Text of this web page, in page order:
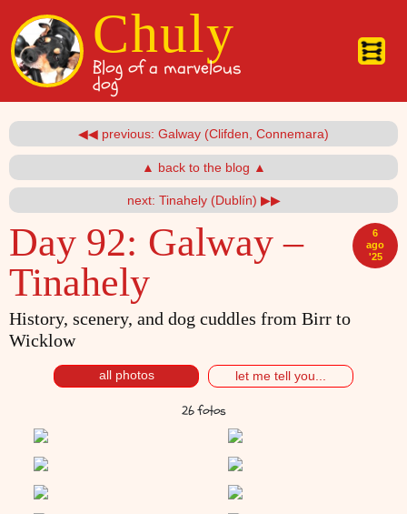
Chuly
Blog of a marvelous
dog
◀◀ previous: Galway (Clifden, Connemara)
▲ back to the blog ▲
next: Tinahely (Dublín) ▶▶
6
ago
'25
Day 92: Galway –
Tinahely
History, scenery, and dog cuddles from Birr to
Wicklow
all photos let me tell you...
26 fotos